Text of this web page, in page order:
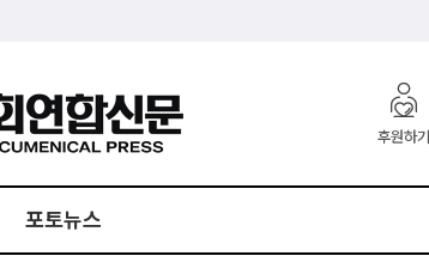
후원하기
포토뉴스